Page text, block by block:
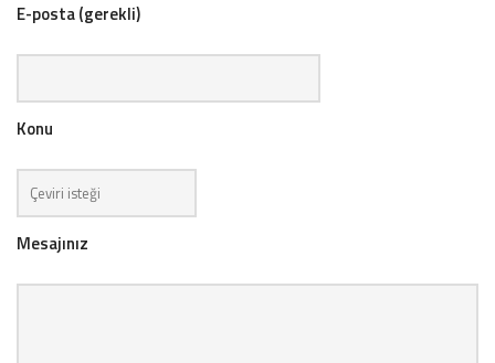
E-posta (gerekli)
Konu
Mesajınız